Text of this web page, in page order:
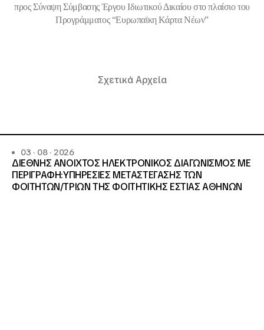
προς Σύναψη Σύμβασης Έργου Ιδιωτικού Δικαίου στο πλαίσιο του
Προγράμματος “Ευρωπαϊκη Κάρτα Νέων”
Σχετικά Αρχεία
03 · 08 · 2026
ΔΙΕΘΝΗΣ ΑΝΟΙΧΤΟΣ ΗΛΕΚΤΡΟΝΙΚΟΣ ΔΙΑΓΩΝΙΣΜΟΣ ΜΕ
ΠΕΡΙΓΡΑΦΗ:ΥΠΗΡΕΣΙΕΣ METAΣΤΕΓΑΣΗΣ ΤΩΝ
ΦΟΙΤΗΤΩΝ/ΤΡΙΩΝ ΤΗΣ ΦΟΙΤΗΤΙΚΗΣ ΕΣΤΙΑΣ ΑΘΗΝΩΝ